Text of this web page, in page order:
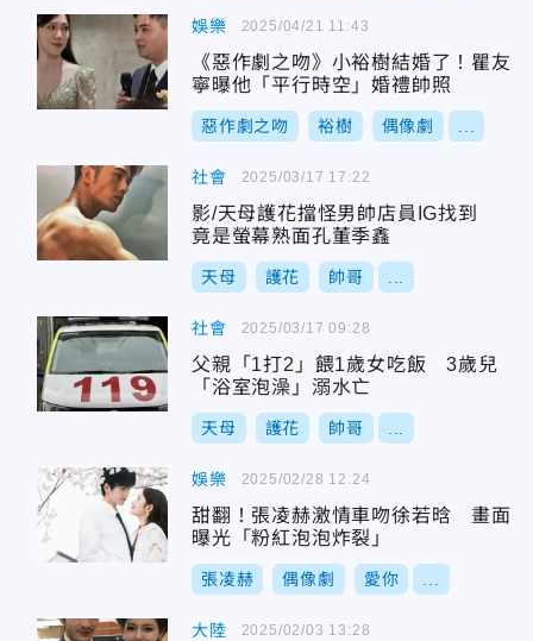
娛樂
《惡作劇之吻》小裕樹結婚了！瞿友
寧曝他「平行時空」婚禮帥照
惡作劇之吻 裕樹 偶像劇
2025/04/21 11:43
社會
影/天母護花擋怪男帥店員IG找到
竟是螢幕熟面孔董季鑫
天母 護花 帥哥
2025/03/17 17:22
社會
父親「1打2」餵1歲女吃飯 3歲兒
「浴室泡澡」溺水亡
天母 護花 帥哥
2025/03/17 09:28
娛樂
甜翻！張凌赫激情車吻徐若晗 畫面
曝光「粉紅泡泡炸裂」
張凌赫 偶像劇 愛你
2025/02/28 12:24
大陸 2025/02/03 13:28